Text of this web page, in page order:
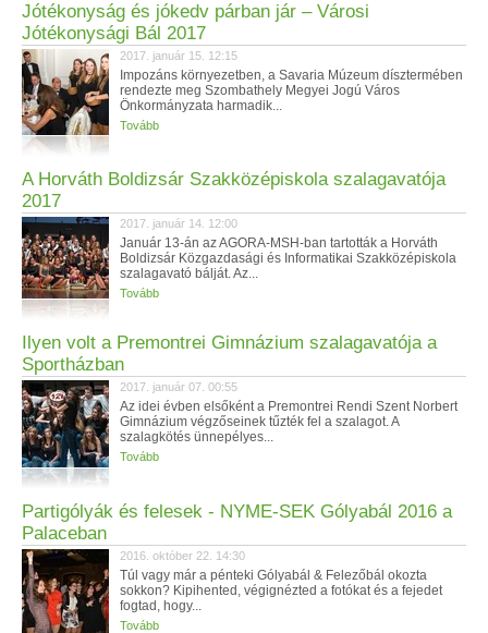
Jótékonyság és jókedv párban jár – Városi
Jótékonysági Bál 2017
2017. január 15. 12:15
Impozáns környezetben, a Savaria Múzeum dísztermében
rendezte meg Szombathely Megyei Jogú Város
Önkormányzata harmadik...
Tovább
A Horváth Boldizsár Szakközépiskola szalagavatója
2017
2017. január 14. 12:00
Január 13-án az AGORA-MSH-ban tartották a Horváth
Boldizsár Közgazdasági és Informatikai Szakközépiskola
szalagavató bálját. Az...
Tovább
Ilyen volt a Premontrei Gimnázium szalagavatója a
Sportházban
2017. január 07. 00:55
Az idei évben elsőként a Premontrei Rendi Szent Norbert
Gimnázium végzőseinek tűzték fel a szalagot. A
szalagkötés ünnepélyes...
Tovább
Partigólyák és felesek - NYME-SEK Gólyabál 2016 a
Palaceban
2016. október 22. 14:30
Túl vagy már a pénteki Gólyabál & Felezőbál okozta
sokkon? Kipihented, végignézted a fotókat és a fejedet
fogtad, hogy...
Tovább